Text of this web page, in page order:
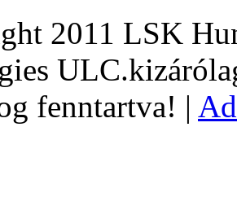
2011 LSK
fenntartva! |